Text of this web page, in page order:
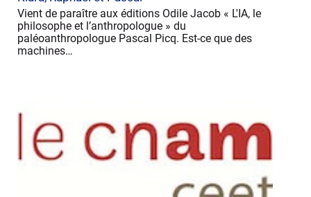
Vient de paraître aux éditions Odile Jacob « L'IA, le
philosophe et l’anthropologue » du
paléoanthropologue Pascal Picq. Est-ce que des
machines…